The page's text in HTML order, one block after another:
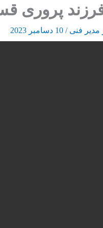
پروری
مدیر فنی/ 10 دسامبر 2023